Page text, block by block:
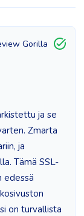
Gorilla
ja se
Zmarta
ja
Tämä SSL-
edessä
on turvallista